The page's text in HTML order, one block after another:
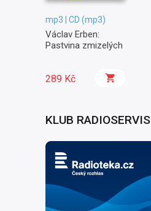
mp3 | CD (mp3)
Václav Erben:
Pastvina zmizelých
289 Kč
KLUB RADIOSERVIS